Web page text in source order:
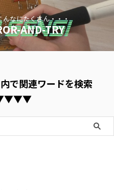
なにたくさん・・・
AND-TRY
関連ワードを検索